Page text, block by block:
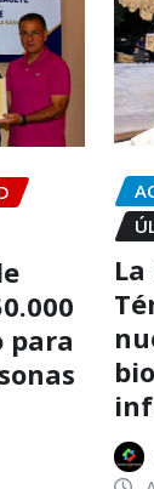
para